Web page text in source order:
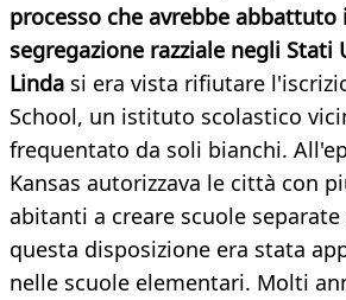
processo che avrebbe
segregazione razziale negli Stati
Linda si era vista rifiutare
School, un istituto scolastico
frequentato da soli bianchi.
Kansas autorizzava le città con
abitanti a creare scuole separate
questa disposizione era stata
nelle scuole elementari. Molti